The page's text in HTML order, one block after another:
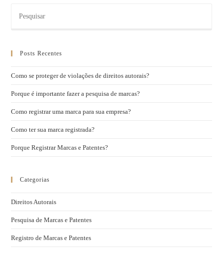
Posts Recentes
Como se proteger de violações de direitos autorais?
Porque é importante fazer a pesquisa de marcas?
Como registrar uma marca para sua empresa?
Como ter sua marca registrada?
Porque Registrar Marcas e Patentes?
Categorias
Direitos Autorais
Pesquisa de Marcas e Patentes
Registro de Marcas e Patentes